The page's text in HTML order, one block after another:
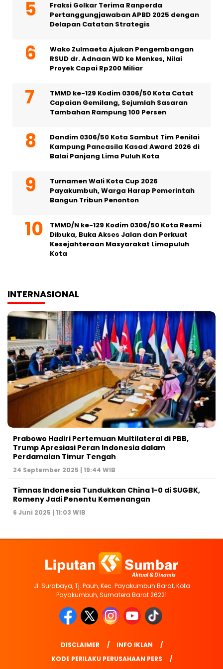
Fraksi Golkar Terima Ranperda
Pertanggungjawaban APBD 2025 dengan
Delapan Catatan Strategis
Wako Zulmaeta Ajukan Pengembangan
RSUD dr. Adnaan WD ke Menkes, Nilai
Proyek Capai Rp200 Miliar
TMMD ke-129 Kodim 0306/50 Kota Catat
Capaian Gemilang, Sejumlah Sasaran
Tambahan Rampung 100 Persen
Dandim 0306/50 Kota Sambut Tim Penilai
Kampung Pancasila Kasad Award 2026 di
Balai Panjang Lima Puluh Kota
Turnamen Wali Kota Cup 2026
Payakumbuh, Warga Harap Pemerintah
Bangun Tribun Penonton
TMMD/N ke-129 Kodim 0306/50 Kota Resmi
Dibuka, Buka Akses Jalan dan Perkuat
Kesejahteraan Masyarakat Limapuluh
Kota
INTERNASIONAL
Prabowo Hadiri Pertemuan Multilateral di PBB,
Trump Apresiasi Peran Indonesia dalam
Perdamaian Timur Tengah
24 September 2025 | 19:44 WIB
Timnas Indonesia Tundukkan China 1-0 di SUGBK,
Romeny Jadi Penentu Kemenangan
6 Juni 2025 | 11:03 WIB
Jl. Surabaya, Tj. Pauh, Kec. Payakumbuh Barat, Kota
Payakumbuh, Sumatera Barat 26221
DISCLAIMER
INFO IKLAN
KODE PERILAKU PERUSAHAAN PERS